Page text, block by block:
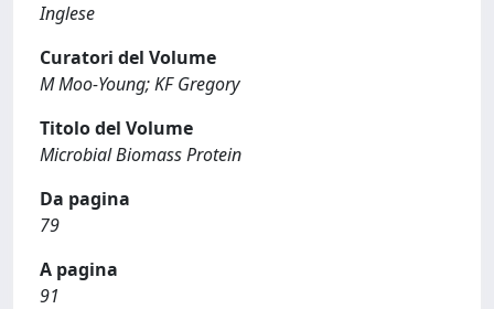
Inglese
Curatori del Volume
M Moo-Young; KF Gregory
Titolo del Volume
Microbial Biomass Protein
Da pagina
79
A pagina
91